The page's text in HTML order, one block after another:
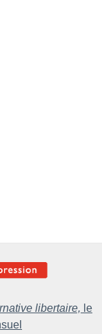
libertaire, le